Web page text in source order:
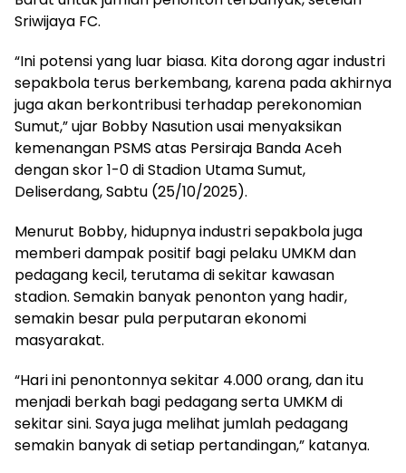
Sriwijaya FC.
“Ini potensi yang luar biasa. Kita dorong agar industri
sepakbola terus berkembang, karena pada akhirnya
juga akan berkontribusi terhadap perekonomian
Sumut,” ujar Bobby Nasution usai menyaksikan
kemenangan PSMS atas Persiraja Banda Aceh
dengan skor 1-0 di Stadion Utama Sumut,
Deliserdang, Sabtu (25/10/2025).
Menurut Bobby, hidupnya industri sepakbola juga
memberi dampak positif bagi pelaku UMKM dan
pedagang kecil, terutama di sekitar kawasan
stadion. Semakin banyak penonton yang hadir,
semakin besar pula perputaran ekonomi
masyarakat.
“Hari ini penontonnya sekitar 4.000 orang, dan itu
menjadi berkah bagi pedagang serta UMKM di
sekitar sini. Saya juga melihat jumlah pedagang
semakin banyak di setiap pertandingan,” katanya.